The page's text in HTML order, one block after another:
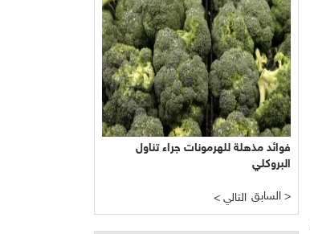
فوائد مذهلة للهرمونات جراء تناول
البروكلي
< التالي السابق >